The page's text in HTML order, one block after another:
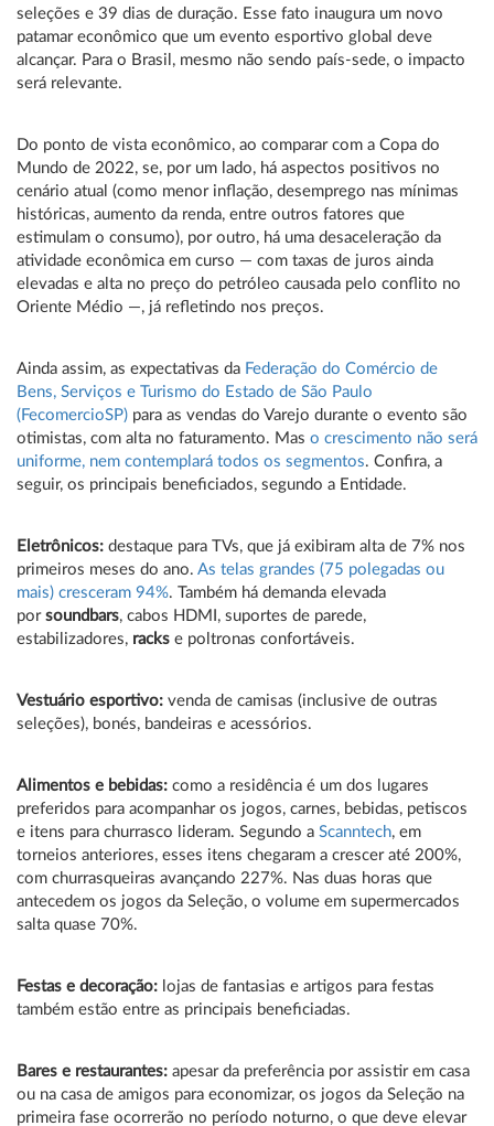
seleções e 39 dias de duração. Esse fato inaugura um novo
patamar econômico que um evento esportivo global deve
alcançar. Para o Brasil, mesmo não sendo país-sede, o impacto
será relevante.
Do ponto de vista econômico, ao comparar com a Copa do
Mundo de 2022, se, por um lado, há aspectos positivos no
cenário atual (como menor inflação, desemprego nas mínimas
históricas, aumento da renda, entre outros fatores que
estimulam o consumo), por outro, há uma desaceleração da
atividade econômica em curso — com taxas de juros ainda
elevadas e alta no preço do petróleo causada pelo conflito no
Oriente Médio —, já refletindo nos preços.
Ainda assim, as expectativas da Federação do Comércio de
Bens, Serviços e Turismo do Estado de São Paulo
(FecomercioSP) para as vendas do Varejo durante o evento são
otimistas, com alta no faturamento. Mas o crescimento não será
uniforme, nem contemplará todos os segmentos. Confira, a
seguir, os principais beneficiados, segundo a Entidade.
Eletrônicos: destaque para TVs, que já exibiram alta de 7% nos
primeiros meses do ano. As telas grandes (75 polegadas ou
mais) cresceram 94%. Também há demanda elevada
por soundbars, cabos HDMI, suportes de parede,
estabilizadores, racks e poltronas confortáveis.
Vestuário esportivo: venda de camisas (inclusive de outras
seleções), bonés, bandeiras e acessórios.
Alimentos e bebidas: como a residência é um dos lugares
preferidos para acompanhar os jogos, carnes, bebidas, petiscos
e itens para churrasco lideram. Segundo a Scanntech, em
torneios anteriores, esses itens chegaram a crescer até 200%,
com churrasqueiras avançando 227%. Nas duas horas que
antecedem os jogos da Seleção, o volume em supermercados
salta quase 70%.
Festas e decoração: lojas de fantasias e artigos para festas
também estão entre as principais beneficiadas.
Bares e restaurantes: apesar da preferência por assistir em casa
ou na casa de amigos para economizar, os jogos da Seleção na
primeira fase ocorrerão no período noturno, o que deve elevar